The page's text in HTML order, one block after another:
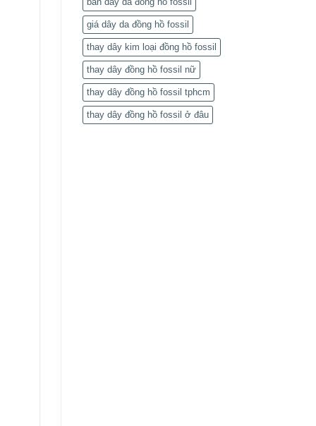
giá dây da đồng hồ fossil
thay dây kim loại đồng hồ fossil
thay dây đồng hồ fossil nữ
thay dây đồng hồ fossil tphcm
thay dây đồng hồ fossil ở đâu